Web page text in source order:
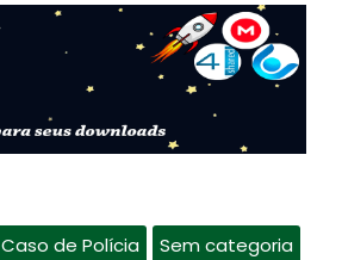
Caso de Polícia
Sem categoria